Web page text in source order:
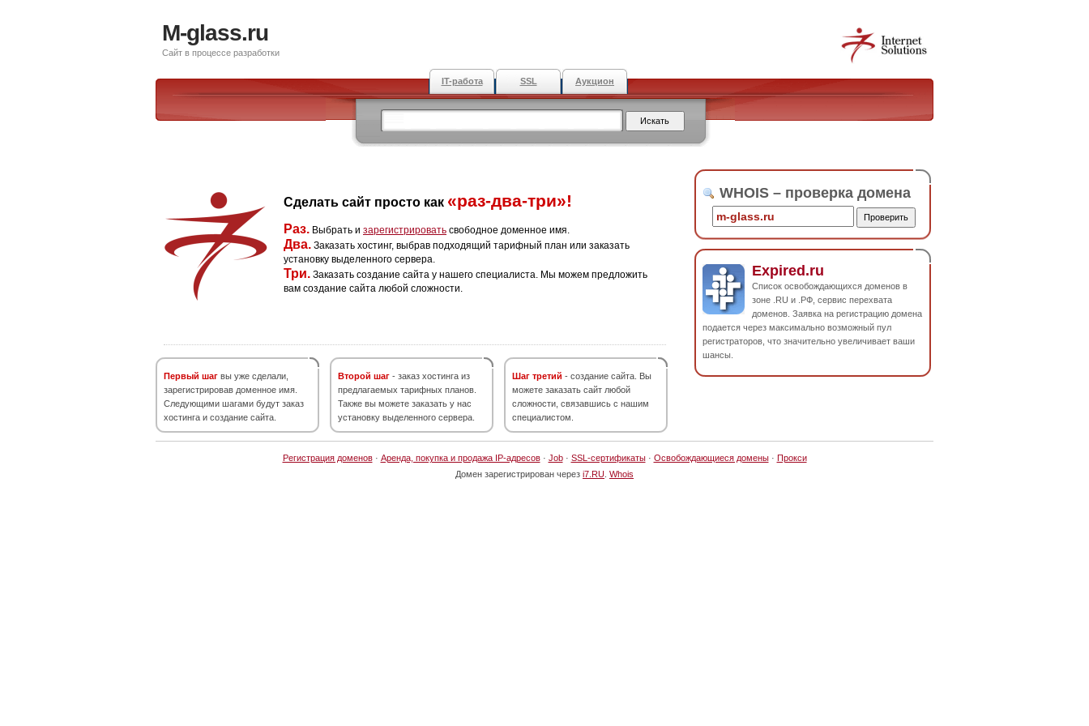
M-glass.ru
Сайт в процессе разработки
IT-работа SSL Аукцион
Сделать сайт просто как «раз-два-три»!
Раз. Выбрать и зарегистрировать свободное доменное имя.
Два. Заказать хостинг, выбрав подходящий тарифный план или заказать
установку выделенного сервера.
Три. Заказать создание сайта у нашего специалиста. Мы можем предложить
вам создание сайта любой сложности.
Первый шаг вы уже сделали,
зарегистрировав доменное имя.
Следующими шагами будут заказ
хостинга и создание сайта.
Второй шаг - заказ хостинга из
предлагаемых тарифных планов.
Также вы можете заказать у нас
установку выделенного сервера.
Шаг третий - создание сайта. Вы
можете заказать сайт любой
сложности, связавшись с нашим
специалистом.
WHOIS – проверка домена
Expired.ru
Список освобождающихся доменов в
зоне .RU и .РФ, сервис перехвата
доменов. Заявка на регистрацию домена
подается через максимально возможный пул
регистраторов, что значительно увеличивает ваши
шансы.
Регистрация доменов· Аренда, покупка и продажа IP-адресов· Job· SSL-сертификаты· Освобождающиеся домены· Прокси
Домен зарегистрирован через i7.RU Whois